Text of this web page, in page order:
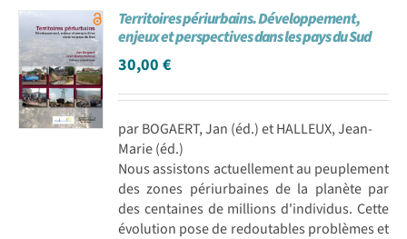
Achat en ligne
Panier WooCommerce
Territoires périurbains. Développement,
enjeux et perspectives dans les pays du Sud
30,00€
par BOGAERT, Jan (éd.) et HALLEUX, Jean-
Marie (éd.)
Nous assistons actuellement au peuplement
des zones périurbaines de la planète par
des centaines de millions d'individus. Cette
évolution pose de redoutables problèmes et